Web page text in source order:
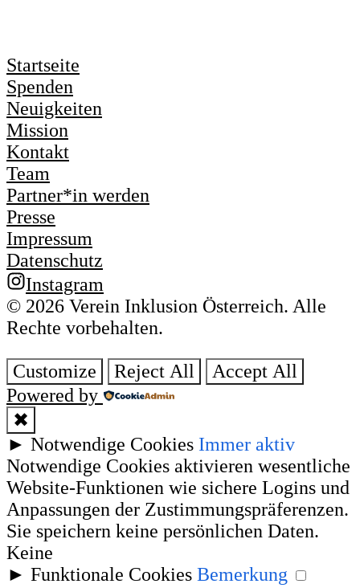
Startseite
Spenden
Neuigkeiten
Mission
Kontakt
Team
Partner*in werden
Presse
Impressum
Datenschutz
Instagram
© 2026 Verein Inklusion Österreich. Alle
Rechte vorbehalten.
Customize Reject All
Accept All
Powered by
✖
► Notwendige Cookies Immer aktiv
Notwendige Cookies aktivieren wesentliche
Website-Funktionen wie sichere Logins und
Anpassungen der Zustimmungspräferenzen.
Sie speichern keine persönlichen Daten.
Keine
► Funktionale Cookies Bemerkung